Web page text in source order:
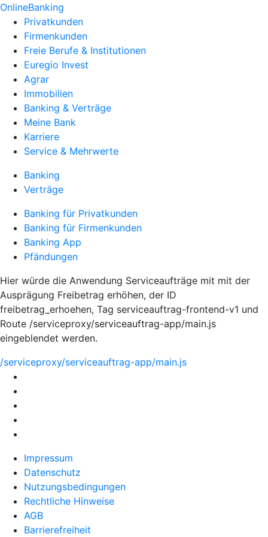
OnlineBanking
Privatkunden
Firmenkunden
Freie Berufe & Institutionen
Euregio Invest
Agrar
Immobilien
Banking & Verträge
Meine Bank
Karriere
Service & Mehrwerte
Banking
Verträge
Banking für Privatkunden
Banking für Firmenkunden
Banking App
Pfändungen
Hier würde die Anwendung Serviceaufträge mit mit der
Ausprägung Freibetrag erhöhen, der ID
freibetrag_erhoehen, Tag serviceauftrag-frontend-v1 und
Route /serviceproxy/serviceauftrag-app/main.js
eingeblendet werden.
/serviceproxy/serviceauftrag-app/main.js
Impressum
Datenschutz
Nutzungsbedingungen
Rechtliche Hinweise
AGB
Barrierefreiheit